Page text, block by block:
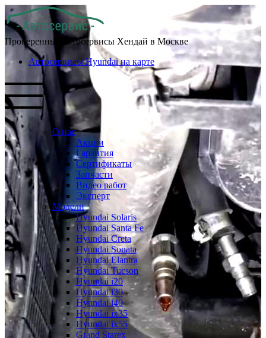
Проверенные автосервисы Хендай в Москве
Автосервисы Hyundai на карте
О нас
Акции
Гарантия
Сертификаты
Запчасти
Видео работ
Эксперт
Модели
Hyundai Solaris
Hyundai Santa Fe
Hyundai Creta
Hyundai Sonata
Hyundai Elantra
Hyundai Tucson
Hyundai i20
Hyundai i30
Hyundai i40
Hyundai ix35
Hyundai ix55
Grand Starex